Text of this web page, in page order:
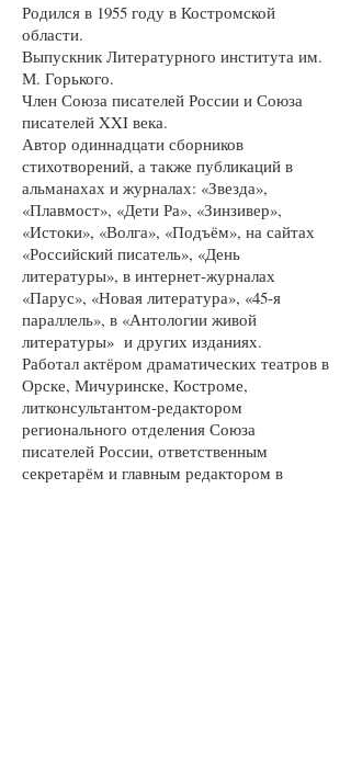
Родился в 1955 году в Костромской
области.
Выпускник Литературного института им.
М. Горького.
Член Союза писателей России и Союза
писателей XXI века.
Автор одиннадцати сборников
стихотворений, а также публикаций в
альманахах и журналах: «Звезда»,
«Плавмост», «Дети Ра», «Зинзивер»,
«Истоки», «Волга», «Подъём», на сайтах
«Российский писатель», «День
литературы», в интернет‑журналах
«Парус», «Новая литература», «45‑я
параллель», в «Антологии живой
литературы» и других изданиях.
Работал актёром драматических театров в
Орске, Мичуринске, Костроме,
литконсультантом‑редактором
регионального отделения Союза
писателей России, ответственным
секретарём и главным редактором в